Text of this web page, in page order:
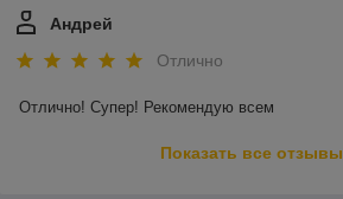
Андрей
Отлично
Отлично! Супер! Рекомендую всем
Показать все отзывы